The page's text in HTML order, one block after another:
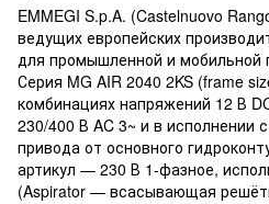
EMMEGI S.p.A. (Castelnuovo
ведущих европейских
для промышленной и мобильной
Серия MG AIR 2040 2KS (frame
комбинациях напряжений 12 В
230/400 В AC 3~ и в исполнении
привода от основного
артикул — 230 В 1-фазное,
(Aspirator — всасывающая